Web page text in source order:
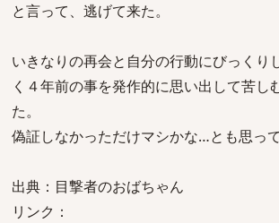
と言って、逃げて来た。
いきなりの再会と自分の行動にびっくり
く４年前の事を発作的に思い出して苦し
た。
偽証しなかっただけマシかな…とも思って
出典：目撃者のおばちゃん
リンク：